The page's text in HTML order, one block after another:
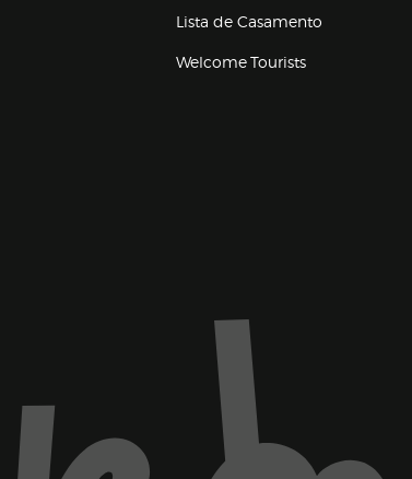
Lista de Casamento
Welcome Tourists
Marca El Corte Inglés